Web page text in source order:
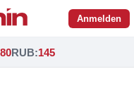
Anmelden
RUB:145